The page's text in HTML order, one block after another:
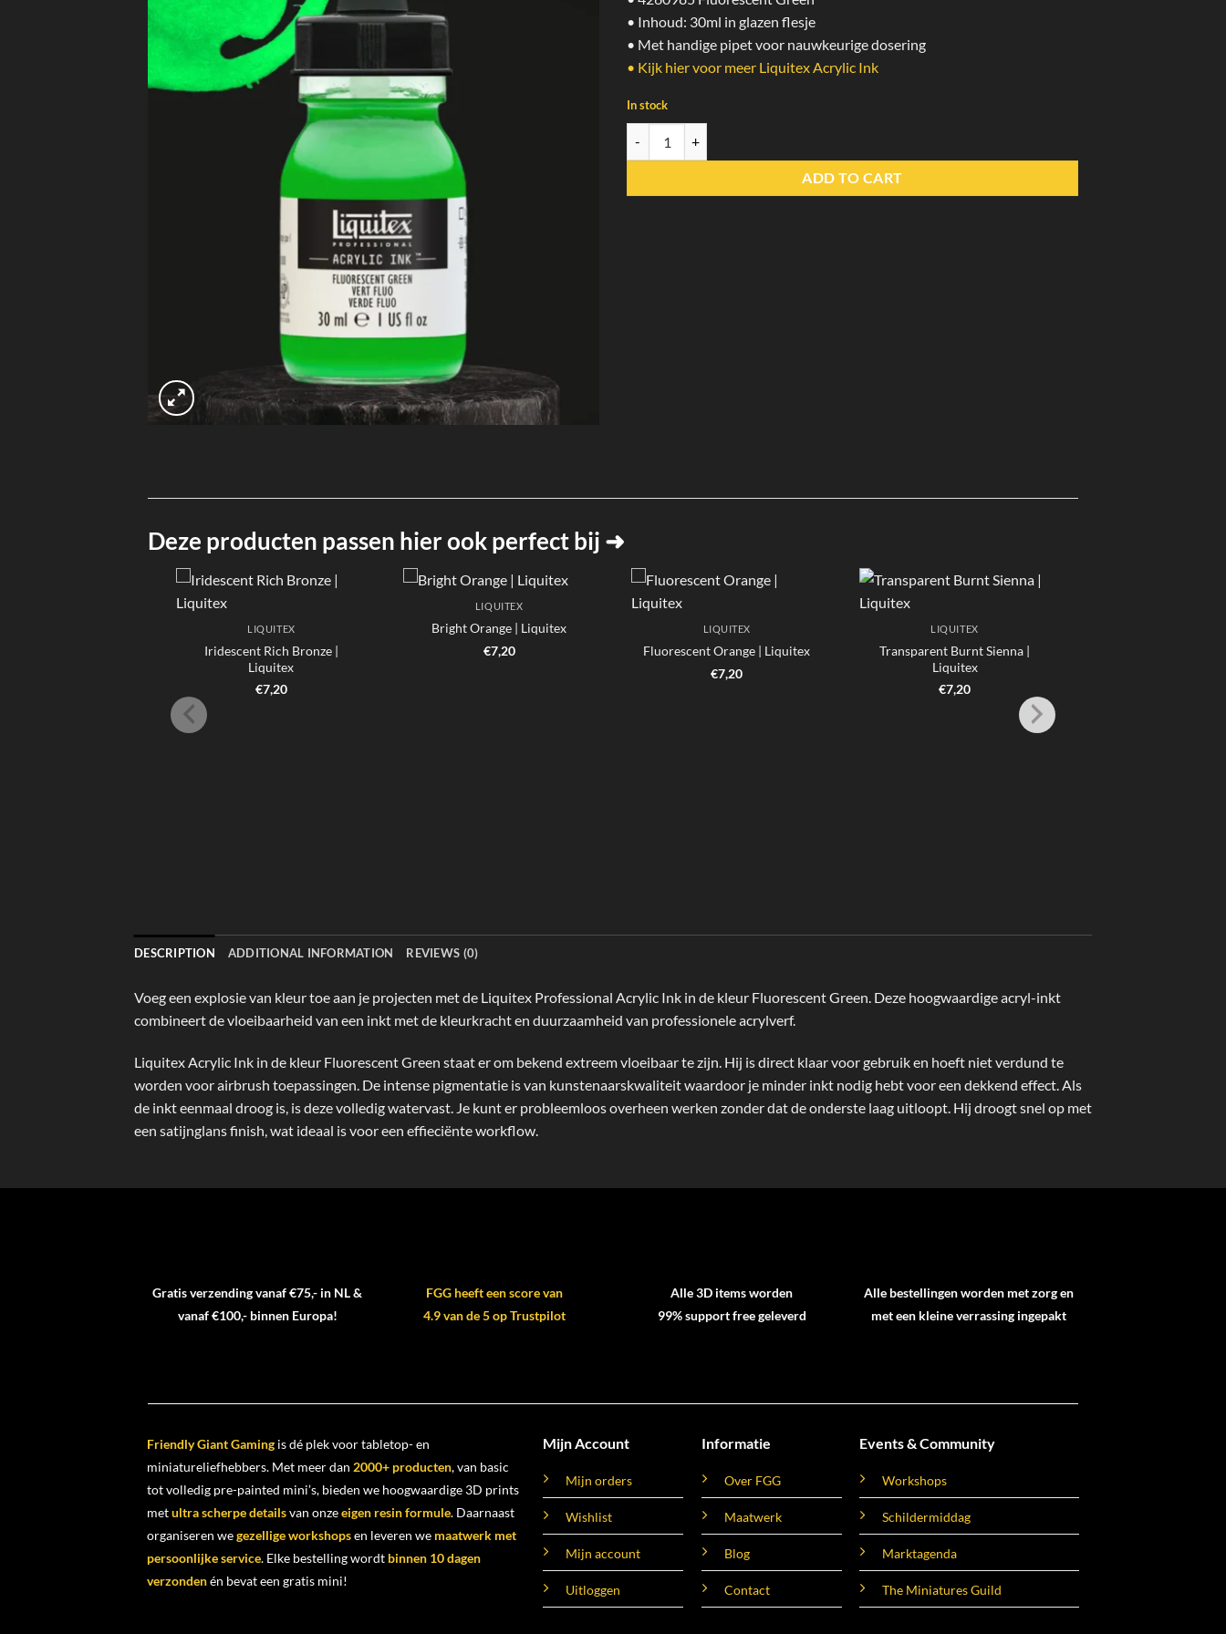
• Inhoud: 30ml in glazen flesje
• Met handige pipet voor nauwkeurige dosering
• Kijk hier voor meer Liquitex Acrylic Ink
In stock
ADD TO CART
Deze producten passen hier ook perfect bij ➜
LIQUITEX
Iridescent Rich Bronze |
Liquitex
€7,20
LIQUITEX
Bright Orange | Liquitex
€7,20
LIQUITEX
Fluorescent Orange | Liquitex
€7,20
LIQUITEX
Transparent Burnt Sienna |
Liquitex
€7,20
DESCRIPTION ADDITIONAL INFORMATION REVIEWS (0)
Voeg een explosie van kleur toe aan je projecten met de Liquitex Professional Acrylic Ink in de kleur Fluorescent Green. Deze hoogwaardige acryl-inkt
combineert de vloeibaarheid van een inkt met de kleurkracht en duurzaamheid van professionele acrylverf.
Liquitex Acrylic Ink in de kleur Fluorescent Green staat er om bekend extreem vloeibaar te zijn. Hij is direct klaar voor gebruik en hoeft niet verdund te
worden voor airbrush toepassingen. De intense pigmentatie is van kunstenaarskwaliteit waardoor je minder inkt nodig hebt voor een dekkend effect. Als
de inkt eenmaal droog is, is deze volledig watervast. Je kunt er probleemloos overheen werken zonder dat de onderste laag uitloopt. Hij droogt snel op met
een satijnglans finish, wat ideaal is voor een effieciënte workflow.
Gratis verzending vanaf €75,- in NL &
vanaf €100,- binnen Europa!
FGG heeft een score van
4.9 van de 5 op Trustpilot
Alle 3D items worden
99% support free geleverd
Alle bestellingen worden met zorg en
met een kleine verrassing ingepakt
Friendly Giant Gamingis dé plek voor tabletop- en
miniatureliefhebbers. Met meer dan 2000+ producten, van basic
tot volledig pre-painted mini’s, bieden we hoogwaardige 3D prints
metultra scherpe detailsvan onzeeigen resin formule. Daarnaast
organiseren wegezellige workshopsen leveren we maatwerk met
persoonlijke service. Elke bestelling wordt binnen 10 dagen
verzondenén bevat een gratis mini!
Mijn Account
Mijn orders
Wishlist
Mijn account
Uitloggen
Informatie
Over FGG
Maatwerk
Blog
Contact
Events & Community
Workshops
Schildermiddag
Marktagenda
The Miniatures Guild